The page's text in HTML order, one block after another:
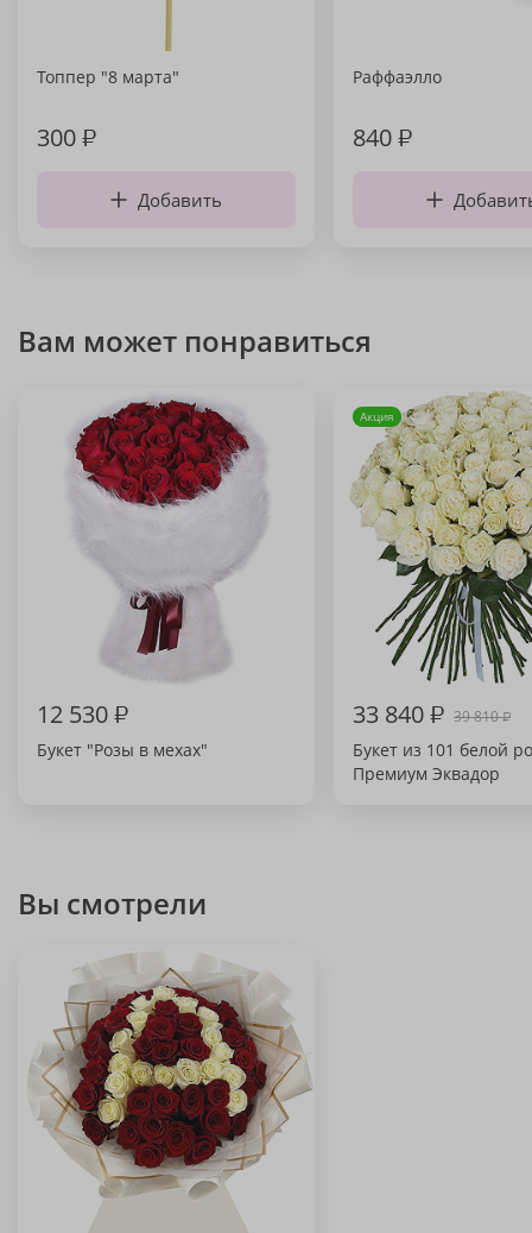
Топпер "8 марта"
300₽
Добавить
Раффаэлло
840₽
Вам может понравиться
12 530₽
Букет "Розы в мехах"
Акция
33 840₽ 39 810₽
Букет из 101 белой
Премиум Эквадор
Вы смотрели